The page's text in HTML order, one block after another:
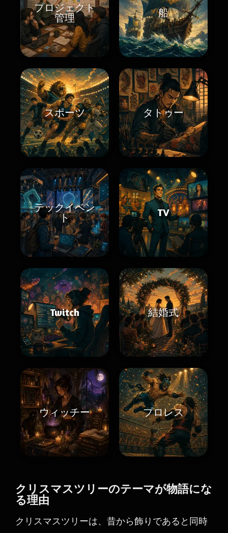
プロジェクト
管理
船
スポーツ タトゥー
テックイベン
ト
TV
Twitch 結婚式
ウィッチー プロレス
クリスマスツリーのテーマが物語にな
る理由
クリスマスツリーは、昔から飾りであると同時